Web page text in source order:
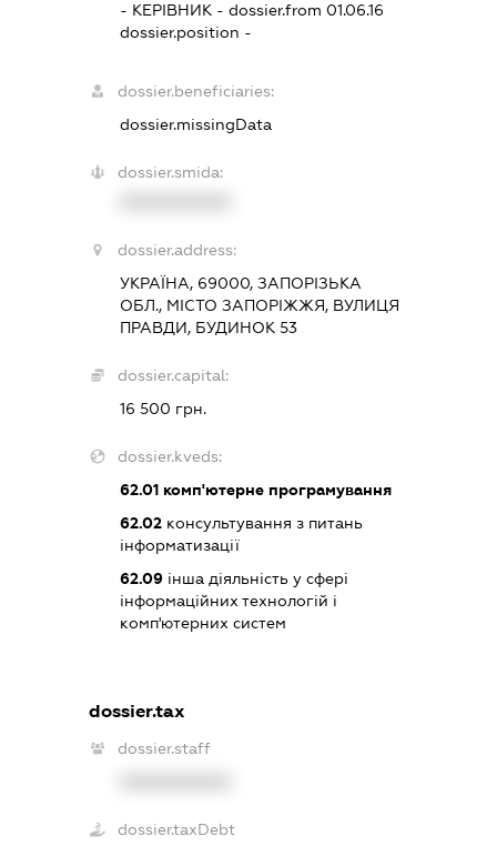
- КЕРІВНИК - dossier.from 01.06.16
dossier.position -
dossier.beneficiaries:
dossier.missingData
dossier.smida:
dossier.address:
УКРАЇНА, 69000, ЗАПОРІЗЬКА
ОБЛ., МІСТО ЗАПОРІЖЖЯ, ВУЛИЦЯ
ПРАВДИ, БУДИНОК 53
dossier.capital:
16 500 грн.
dossier.kveds:
62.01 комп'ютерне програмування
62.02 консультування з питань
інформатизації
62.09 інша діяльність у сфері
інформаційних технологій і
комп'ютерних систем
dossier.tax
dossier.staff
dossier.taxDebt